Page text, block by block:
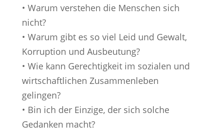
• Warum verstehen die Menschen sich
nicht?
• Warum gibt es so viel Leid und Gewalt,
Korruption und Ausbeutung?
• Wie kann Gerechtigkeit im sozialen und
wirtschaftlichen Zusammenleben
gelingen?
• Bin ich der Einzige, der sich solche
Gedanken macht?